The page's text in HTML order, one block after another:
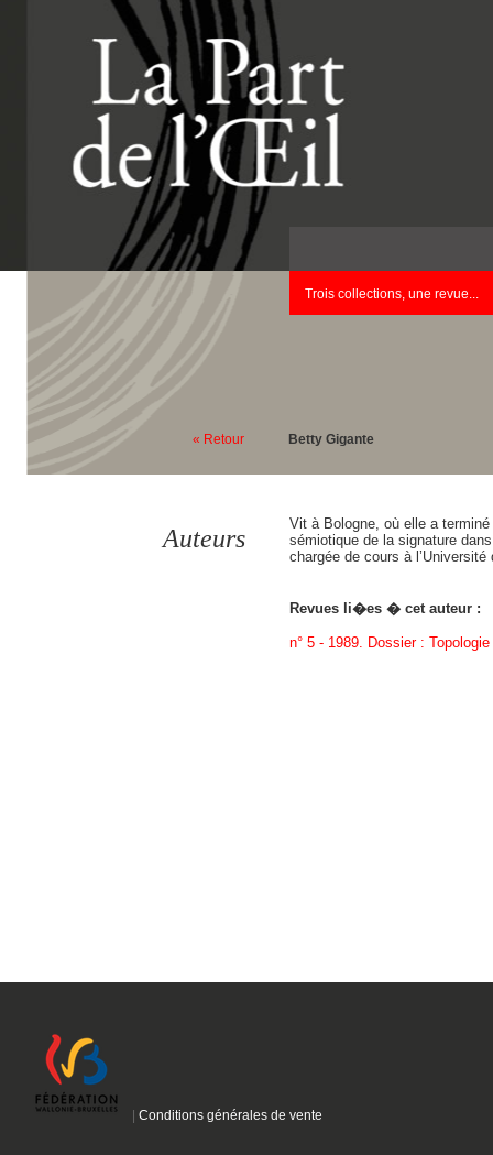
Trois collections, une revue...
« Retour Betty Gigante
Auteurs
Vit à Bologne, où elle a
sémiotique de la signature
chargée de cours à l’Université
Revues li�es � cet auteur :
n° 5 - 1989. Dossier :
Conditions générales de vente